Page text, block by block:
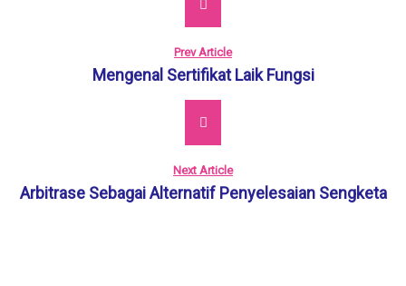
Prev Article
Mengenal Sertifikat Laik Fungsi
Next Article
Arbitrase Sebagai Alternatif Penyelesaian Sengketa